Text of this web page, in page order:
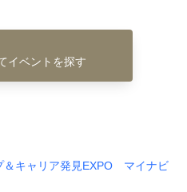
イベントを探す
＆キャリア発見EXPO マイナビ